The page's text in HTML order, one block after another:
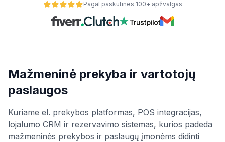
šakas
Pagal paskutines 100+ apžvalgas
Mažmeninė prekyba ir vartotojų
paslaugos
Kuriame el. prekybos platformas, POS integracijas,
lojalumo CRM ir rezervavimo sistemas, kurios padeda
mažmeninės prekybos ir paslaugų įmonėms didinti